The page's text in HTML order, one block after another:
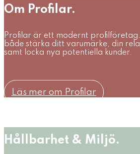
Om Profilar.
Profilar är ett modernt
både stärka ditt varumärke, din
samt locka nya potentiella kunder.
Läs mer om Profilar
Hållbarhet & Miljö.